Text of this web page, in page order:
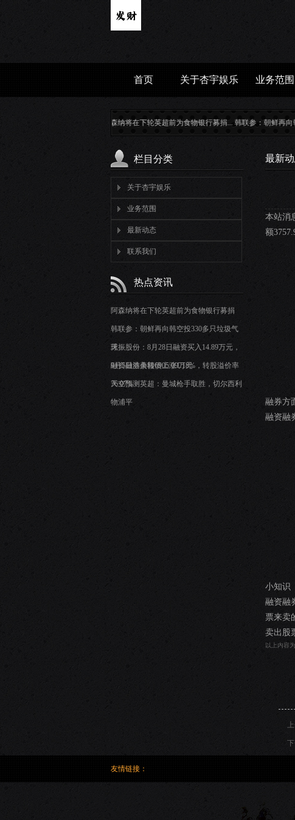
首页 关于杏宇娱乐 业务范围
阿森纳将在下轮英超前为食物银行募捐... 韩联参：朝鲜再向韩空投
栏目分类
关于杏宇娱乐
业务范围
最新动态
联系我们
热点资讯
阿森纳将在下轮英超前为食物银行募捐
韩联参：朝鲜再向韩空投330多只垃圾气
球
天振股份：8月28日融资买入14.89万元，
融资融券余额6905.09万元
9月5日洁美转债上涨1.18%，转股溢价率
76.07%
天空预测英超：曼城枪手取胜，切尔西利
物浦平
最新
本站消
额
融券方
融资融
小知识
融资融
票来卖
卖出股
以上内容
下
友情链接：